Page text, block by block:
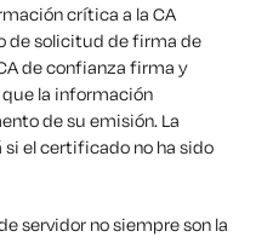
crítica a la CA
de solicitud de firma de
de confianza firma y
la información
de su emisión. La
si el certificado no ha sido
servidor no siempre son la